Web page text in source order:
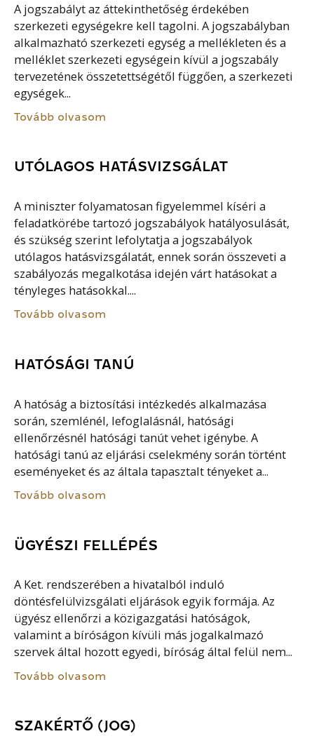
A jogszabályt az áttekinthetőség érdekében
szerkezeti egységekre kell tagolni. A jogszabályban
alkalmazható szerkezeti egység a mellékleten és a
melléklet szerkezeti egységein kívül a jogszabály
tervezetének összetettségétől függően, a szerkezeti
egységek...
Tovább olvasom
UTÓLAGOS HATÁSVIZSGÁLAT
A miniszter folyamatosan figyelemmel kíséri a
feladatkörébe tartozó jogszabályok hatályosulását,
és szükség szerint lefolytatja a jogszabályok
utólagos hatásvizsgálatát, ennek során összeveti a
szabályozás megalkotása idején várt hatásokat a
tényleges hatásokkal....
Tovább olvasom
HATÓSÁGI TANÚ
A hatóság a biztosítási intézkedés alkalmazása
során, szemlénél, lefoglalásnál, hatósági
ellenőrzésnél hatósági tanút vehet igénybe. A
hatósági tanú az eljárási cselekmény során történt
eseményeket és az általa tapasztalt tényeket a...
Tovább olvasom
ÜGYÉSZI FELLÉPÉS
A Ket. rendszerében a hivatalból induló
döntésfelülvizsgálati eljárások egyik formája. Az
ügyész ellenőrzi a közigazgatási hatóságok,
valamint a bíróságon kívüli más jogalkalmazó
szervek által hozott egyedi, bíróság által felül nem...
Tovább olvasom
SZAKÉRTŐ (JOG)